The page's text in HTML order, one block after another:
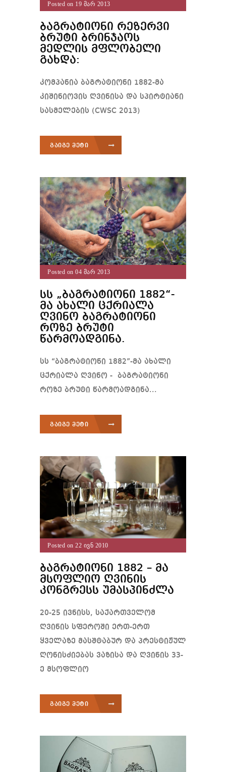
Posted on 19 მარ 2013
ბაგრატიონი რეზერვი
ბრუტი ბრინჯაოს
მედლის მფლობელი
გახდა:
კომპანია ბაგრატიონი 1882-მა
კიშინიოვის ღვინისა და სპირტიანი
სასმელების (CWSC 2013)
გაიგე მეტი
Posted on 04 მარ 2013
სს „ბაგრატიონი 1882“-
მა ახალი ცქრიალა
ღვინო ბაგრატიონი
როზე ბრუტი
წარმოადგინა.
სს “ბაგრატიონი 1882”-მა ახალი
ცქრიალა ღვინო - ბაგრატიონი
როზე ბრუტი წარმოადგინა...
გაიგე მეტი
Posted on 22 ივნ 2010
ბაგრატიონი 1882 – მა
მსოფლიო ღვინის
კონგრესს უმასპინძლა
20-25 ივნისს, საქართველომ
ღვინის სფეროში ერთ-ერთ
ყველაზე მასშტაბურ და პრესტიჟულ
ღონისძიებას ვაზისა და ღვინის 33-
ე მსოფლიო
გაიგე მეტი